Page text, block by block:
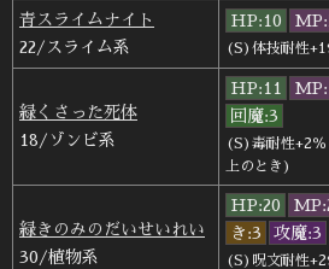
青スライムナイト
22/スライム系
HP:10
(S)体技耐性
緑くさった死体
18/ゾンビ系
HP:11
回魔:3
(S)毒耐性+2％
上のとき)
緑きのみのだいせいれい
30/植物系
HP:20
き:3
攻魔:3
(S)呪文耐性